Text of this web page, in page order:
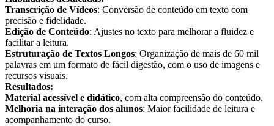
Transcrição de Vídeos: Conversão de conteúdo em texto com
precisão e fidelidade.
Edição de Conteúdo: Ajustes no texto para melhorar a fluidez e
facilitar a leitura.
Estruturação de Textos Longos: Organização de mais de 60 mil
palavras em um formato de fácil digestão, com o uso de imagens e
recursos visuais.
Resultados:
Material acessível e didático, com alta compreensão do conteúdo.
Melhoria na interação dos alunos: Maior facilidade de leitura e
acompanhamento do curso.